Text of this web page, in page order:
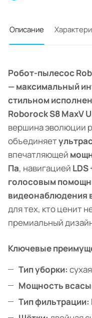
Описание
Робот-пылесос
— максимальный
стильном
Roborock S8 MaxV
вершина эволюции
объединяет
впечатляющей
Па, навигацией LDS
голосовым
видеонаблюдения
для тех, кто ценит
премиальный
Ключевые
Тип уборки:
Мощность
Тип фильтрации: